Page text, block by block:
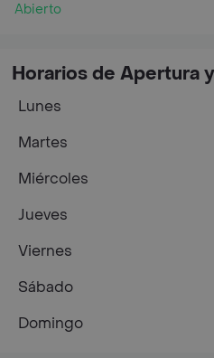
Abierto
Horarios de Apertura
Lunes
Martes
Miércoles
Jueves
Viernes
Sábado
Domingo